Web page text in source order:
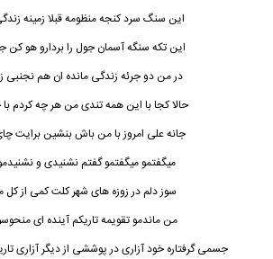
این سنگ سرد کنجه منظومه قبلا زمینه
این تکه سنگه آسمان جول را بردارو هو کن
در من دو جرئه زندگی مانده ان هم نجنبی
حالا کجا با این همه تندی من هر چه کردم
جانه علی امروز با من باش بنشین برایت
میگفتمو میگفتمو گفتم نشنیدی و
سوز دلم در زوزه های شهر کلت کمی از کل
من ماندمو تقویمه تاریکم آینده ای
جسمی گرفتاره خود آزاری در پوششی از دیگر آزاری